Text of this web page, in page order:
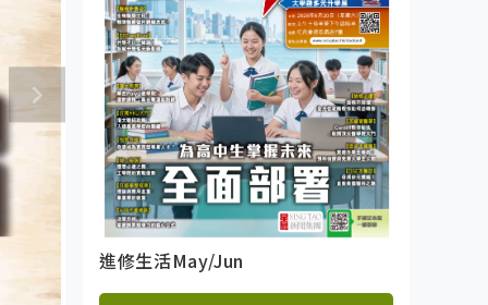
進修生活May/Jun